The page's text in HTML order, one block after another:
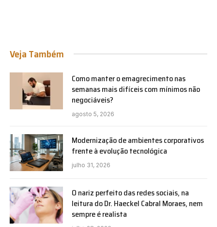
Veja Também
Como manter o emagrecimento nas
semanas mais difíceis com mínimos não
negociáveis?
agosto 5, 2026
Modernização de ambientes corporativos
frente à evolução tecnológica
julho 31, 2026
O nariz perfeito das redes sociais, na
leitura do Dr. Haeckel Cabral Moraes, nem
sempre é realista